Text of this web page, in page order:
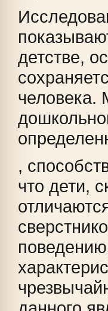
детстве,
человека.
,
что дети,